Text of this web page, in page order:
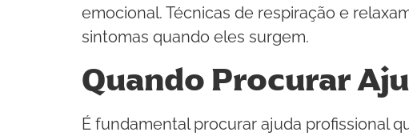
emocional. Técnicas de respiração e
sintomas quando eles surgem.
Quando Procurar
É fundamental procurar ajuda profissional